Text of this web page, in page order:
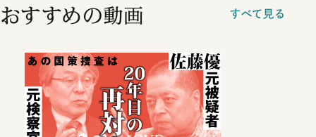
おすすめの動画 すべて見る